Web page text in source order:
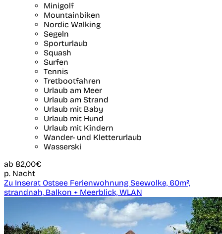
Minigolf
Mountainbiken
Nordic Walking
Segeln
Sporturlaub
Squash
Surfen
Tennis
Tretbootfahren
Urlaub am Meer
Urlaub am Strand
Urlaub mit Baby
Urlaub mit Hund
Urlaub mit Kindern
Wander- und Kletterurlaub
Wasserski
ab 82,00€
p. Nacht
Zu Inserat Ostsee Ferienwohnung Seewolke, 60m²,
strandnah, Balkon + Meerblick, WLAN